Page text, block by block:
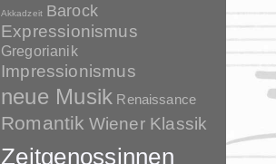
Akkadzeit Barock
Expressionismus
Gregorianik
Impressionismus
neue Musik Renaissance
Romantik Wiener Klassik
Zeitgenossinnen